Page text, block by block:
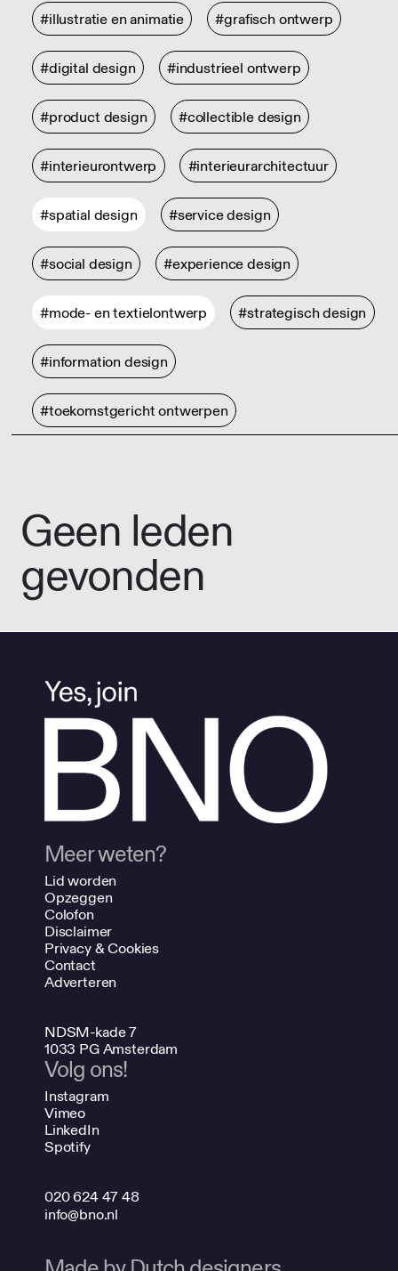
#illustratie en animatie #grafisch ontwerp
#digital design #industrieel ontwerp
#product design #collectible design
#interieurontwerp #interieurarchitectuur
#spatial design #service design
#social design #experience design
#mode- en textielontwerp #strategisch design
#information design
#toekomstgericht ontwerpen
Geen leden
gevonden
Meer weten?
Lid worden
Opzeggen
Colofon
Disclaimer
Privacy & Cookies
Contact
Adverteren
NDSM-kade 7
1033 PG Amsterdam
Volg ons!
Instagram
Vimeo
LinkedIn
Spotify
020 624 47 48
info@bno.nl